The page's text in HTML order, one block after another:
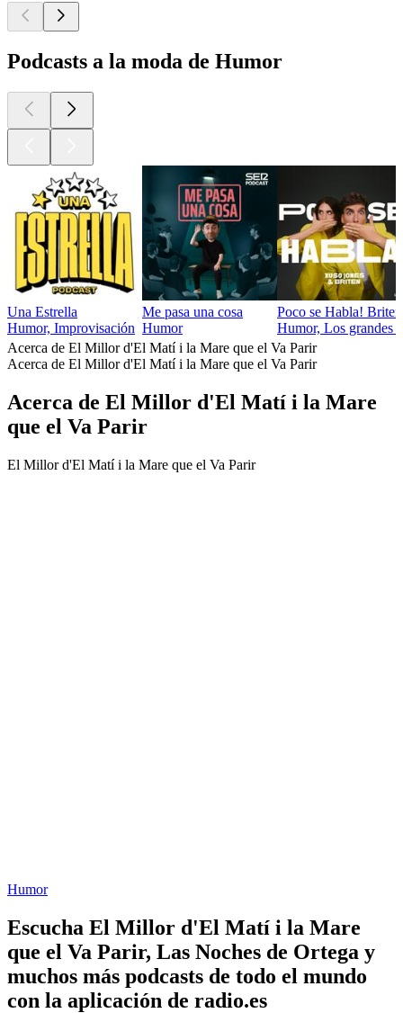
Podcasts a la moda de Humor
Una Estrella
Humor, Improvisación
Me pasa una cosa
Humor
Poco se Habla!
Humor, Los grandes
Acerca de El Millor d'El Matí i la Mare que el Va Parir
Acerca de El Millor d'El Matí i la Mare que el Va Parir
Acerca de El Millor d'El Matí i la Mare
que el Va Parir
El Millor d'El Matí i la Mare que el Va Parir
Humor
Escucha El Millor d'El Matí i la Mare
que el Va Parir, Las Noches de Ortega y
muchos más podcasts de todo el mundo
con la aplicación de radio.es